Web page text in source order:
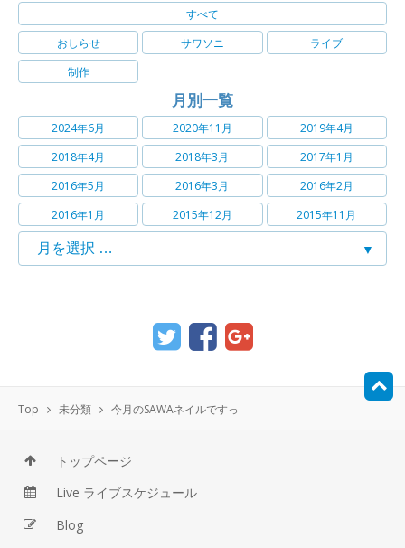
すべて
おしらせ
サワソニ
ライブ
制作
月別一覧
2024年6月 2020年11月
2019年4月
2018年4月
2018年3月
2017年1月
2016年5月
2016年3月
2016年2月
2016年1月
2015年12月 2015年11月
Top 未分類 今月のSAWAネイルですっ
トップページ
Live ライブスケジュール
Blog